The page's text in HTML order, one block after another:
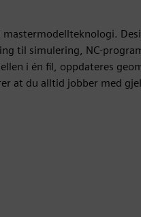
til simulering, NC-
i én fil, oppdateres
at du alltid jobber med